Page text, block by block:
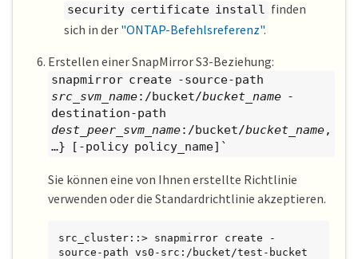
security certificate install finden
sich in der "ONTAP-Befehlsreferenz".
Erstellen einer SnapMirror S3-Beziehung:
snapmirror create -source-path
src_svm_name:/bucket/bucket_name -
destination-path
dest_peer_svm_name:/bucket/bucket_name,
…​} [-policy policy_name]`
Sie können eine von Ihnen erstellte Richtlinie
verwenden oder die Standardrichtlinie akzeptieren.
src_cluster::> snapmirror create -
source-path vs0-src:/bucket/test-bucket